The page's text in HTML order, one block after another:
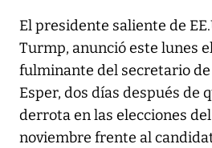
El presidente saliente de
Turmp, anunció este lunes
fulminante del secretario
Esper, dos días después de
derrota en las elecciones
noviembre frente al